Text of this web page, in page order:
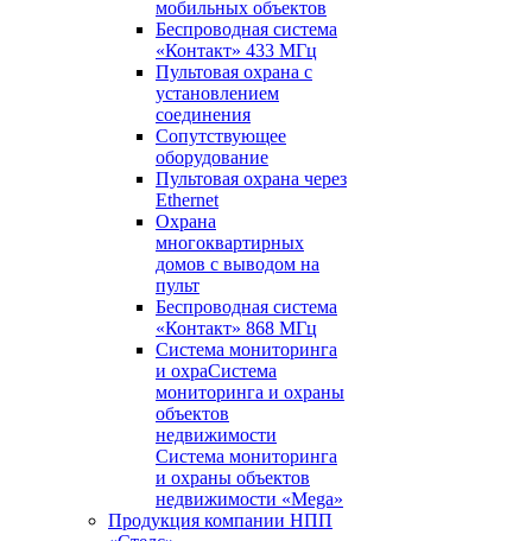
мобильных объектов
Беспроводная система
«Контакт» 433 МГц
Пультовая охрана с
установлением
соединения
Сопутствующее
оборудование
Пультовая охрана через
Ethernet
Охрана
многоквартирных
домов с выводом на
пульт
Беспроводная система
«Контакт» 868 МГц
Система мониторинга
и охраСистема
мониторинга и охраны
объектов
недвижимости
Система мониторинга
и охраны объектов
недвижимости «Mega»
Продукция компании НПП